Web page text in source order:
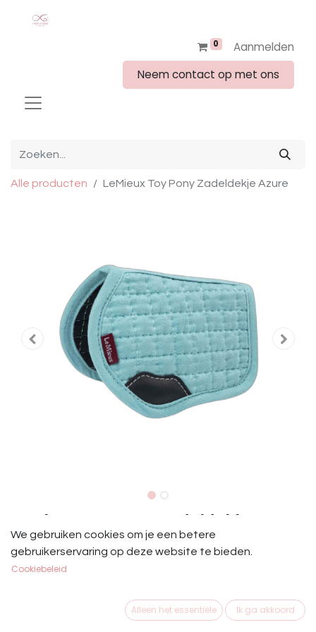
0
Aanmelden
Neem contact op met ons
Alle producten LeMieux Toy Pony Zadeldekje Azure
LeMieux Toy Pony Zadeldekje Azure
LeMieux Toy Pony Saddle Pad Azure
€22,95
We gebruiken cookies om je een betere
gebruikerservaring op deze website te bieden.
Cookiebeleid
Alleen het essentiële Ik ga akkoord